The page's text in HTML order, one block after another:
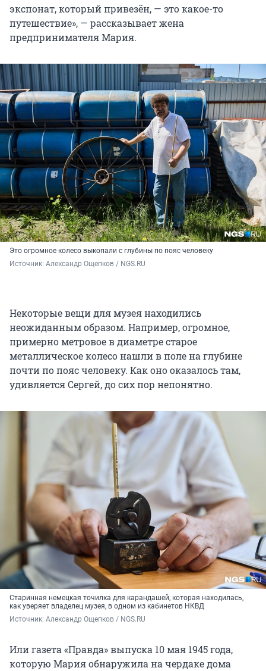
экспонат, который привезён, — это какое-то
путешествие», — рассказывает жена
предпринимателя Мария.
Это огромное колесо выкопали с глубины по пояс человеку
Источник: Александр Ощепков / NGS.RU
Некоторые вещи для музея находились
неожиданным образом. Например, огромное,
примерно метровое в диаметре старое
металлическое колесо нашли в поле на глубине
почти по пояс человеку. Как оно оказалось там,
удивляется Сергей, до сих пор непонятно.
Старинная немецкая точилка для карандашей, которая находилась,
как уверяет владелец музея, в одном из кабинетов НКВД
Источник: Александр Ощепков / NGS.RU
Или газета «Правда» выпуска 10 мая 1945 года,
которую Мария обнаружила на чердаке дома